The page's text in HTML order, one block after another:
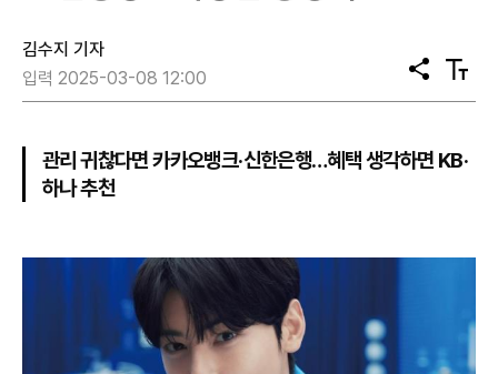
김수지 기자
입력 2025-03-08 12:00
공
유
텍
스
기
관리 귀찮다면 카카오뱅크·신한은행…혜택 생각하면 KB·
하나 추천